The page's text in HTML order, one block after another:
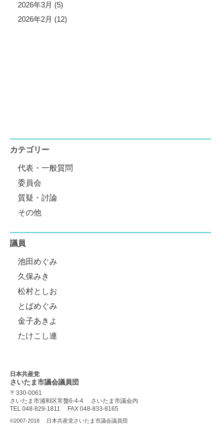
2026年3月 (5)
2026年2月 (12)
カテゴリー
代表・一般質問
委員会
質疑・討論
その他
議員
池田めぐみ
久保みき
松村としお
とばめぐみ
金子あきよ
たけこし連
日本共産党
さいたま市議会議員団
〒330-0061
さいたま市浦和区常盤6-4-4
さいたま市議会内
TEL 048-829-1811
FAX 048-833-8165
©2007-2018 日本共産党さいたま市議会議員団